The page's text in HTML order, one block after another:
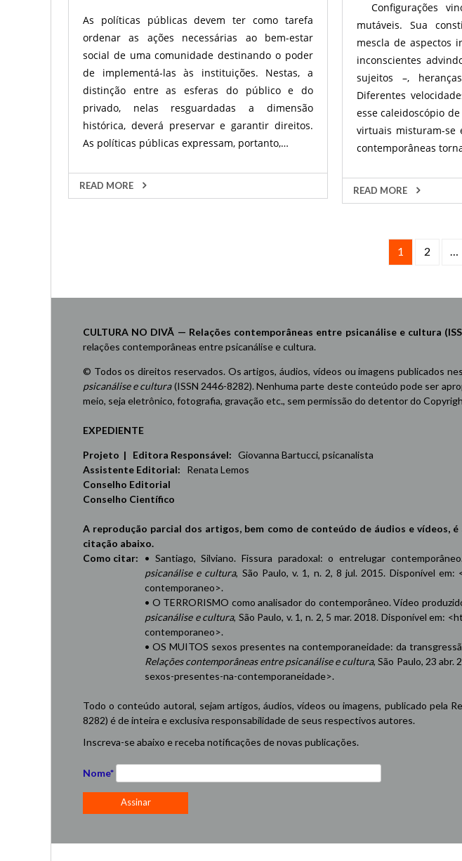
As políticas públicas devem ter como tarefa
ordenar as ações necessárias ao bem-estar
social de uma comunidade destinando o poder
de implementá-las às instituições. Nestas, a
distinção entre as esferas do público e do
privado, nelas resguardadas a dimensão
histórica, deverá preservar e garantir direitos.
As políticas públicas expressam, portanto,…
READ MORE
Configurações
mutáveis. Sua
mescla de aspectos
inconscientes
sujeitos –,
Diferentes
esse caleidoscópio
virtuais misturam-se
contemporâneas
READ MORE
posts
1 2 …
CULTURA NO DIVÃ — Relações contemporâneas entre psicanálise e cultura
relações contemporâneas entre psicanálise e cultura.
© Todos os direitos reservados. Os artigos, áudios, vídeos ou imagens publicados
psicanálise e cultura(ISSN 2446-8282). Nenhuma parte deste conteúdo pode ser
meio, seja eletrônico, fotografia, gravação etc., sem permissão do detentor do
EXPEDIENTE
Projeto | Editora Responsável: Giovanna Bartucci, psicanalista
Assistente Editorial: Renata Lemos
Conselho Editorial
Conselho Científico
A reprodução parcial dos artigos, bem como de conteúdo de áudios e vídeos,
citação abaixo.
Como citar:
• Santiago, Silviano. Fissura paradoxal: o entrelugar
psicanálise e cultura, São Paulo, v. 1, n. 2, 8 jul. 2015. Disponível em:
contemporaneo>.
• O TERRORISMO como analisador do contemporâneo. Vídeo
psicanálise e cultura, São Paulo, v. 1, n. 2, 5 mar. 2018. Disponível em: <
contemporaneo>.
• OS MUITOS sexos presentes na contemporaneidade: da
Relações contemporâneas entre psicanálise e cultura, São Paulo, 23 abr.
sexos-presentes-na-contemporaneidade>.
Todo o conteúdo autoral, sejam artigos, áudios, vídeos ou imagens, publicado pela
8282) é de inteira e exclusiva responsabilidade de seus respectivos autores.
Inscreva-se abaixo e receba notificações de novas publicações.
Nome*